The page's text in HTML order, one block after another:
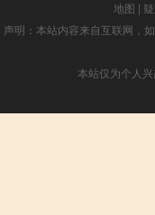
地图 |
声明：本站内容来自互联网，
本站仅为个人